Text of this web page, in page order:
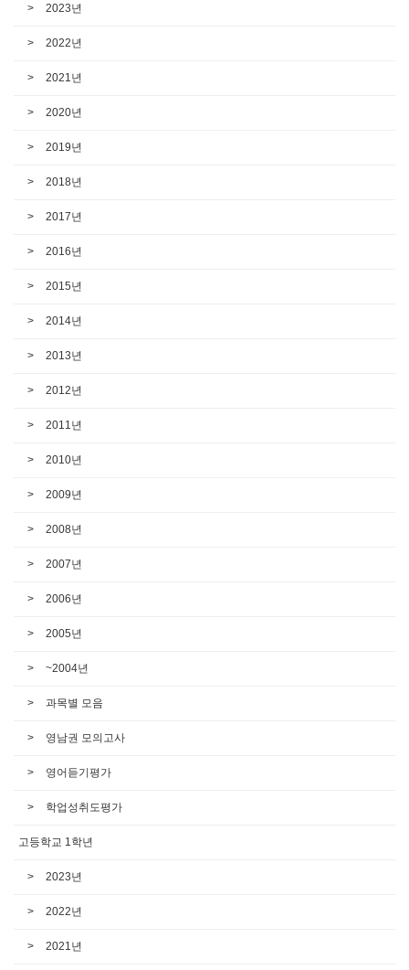
2023년
2022년
2021년
2020년
2019년
2018년
2017년
2016년
2015년
2014년
2013년
2012년
2011년
2010년
2009년
2008년
2007년
2006년
2005년
~2004년
과목별 모음
영남권 모의고사
영어듣기평가
학업성취도평가
고등학교 1학년
2023년
2022년
2021년